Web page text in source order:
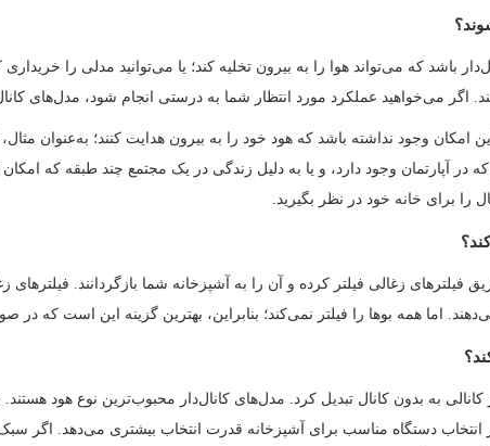
باشد که می‌تواند هوا را به بیرون تخلیه کند؛ یا می‌توانید مدلی را
اگر می‌خواهید عملکرد مورد انتظار شما به درستی انجام شود، مدل‌های
امکان وجود نداشته باشد که هود خود را به بیرون هدایت کنند؛ به‌عنوان
که در آپارتمان وجود دارد، و یا به دلیل زندگی در یک مجتمع چند طبقه که
را برای خانه خود در نظر بگیرید.
فیلترهای زغالی فیلتر کرده و آن را به آشپزخانه شما بازگردانند.
اما همه بوها را فیلتر نمی‌کند؛ بنابراین، بهترین گزینه این است که در
به بدون کانال تبدیل کرد. مدل‌های کانال‌دار محبوب‌ترین نوع هود
انتخاب دستگاه مناسب برای آشپزخانه قدرت انتخاب بیشتری می‌دهد. اگر